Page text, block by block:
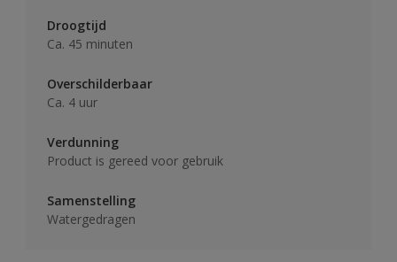
Droogtijd
Ca. 45 minuten
Overschilderbaar
Ca. 4 uur
Verdunning
Product is gereed voor gebruik
Samenstelling
Watergedragen